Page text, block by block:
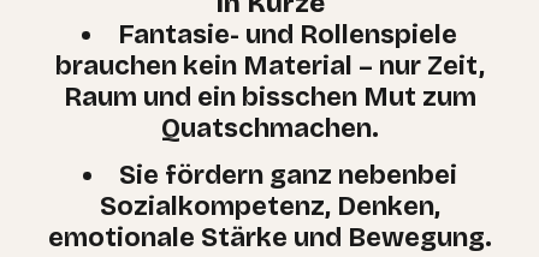
Fantasie- und Rollenspiele
brauchen kein Material – nur Zeit,
Raum und ein bisschen Mut zum
Quatschmachen.
Sie fördern ganz nebenbei
Sozialkompetenz, Denken,
emotionale Stärke und Bewegung.